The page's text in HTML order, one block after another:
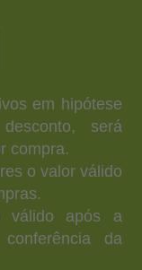
em hipótese
será
compra.
o valor válido
válido após a
da